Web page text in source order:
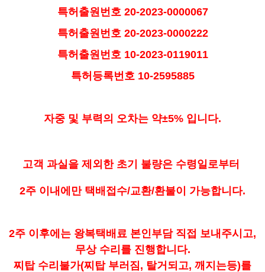
특허출원번호 20-2023-0000067
특허출원번호 20-2023-0000222
특허출원번호 10-2023-0119011
특허등록번호 10-2595885
자중 및 부력의 오차는 약±5% 입니다.
고객 과실을 제외한 초기 불량은 수령일로부터
2주 이내에만 택배접수/교환/환불이 가능합니다.
2주 이후에는 왕복택배료 본인부담 직접 보내주시고,
무상 수리를 진행합니다.
찌탑 수리불가(찌탑 부러짐, 탈거되고, 깨지는등)를